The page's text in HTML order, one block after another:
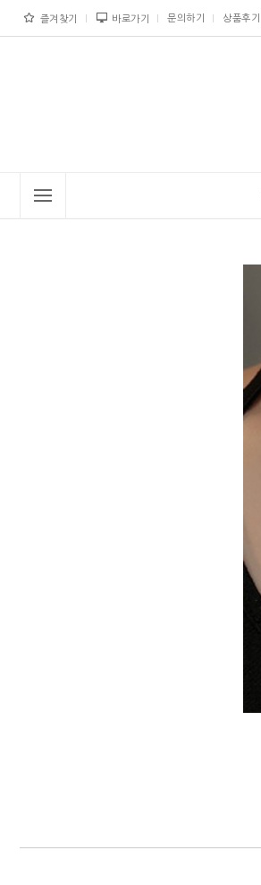
즐겨찾기 바로가기 문의하기 상품후기